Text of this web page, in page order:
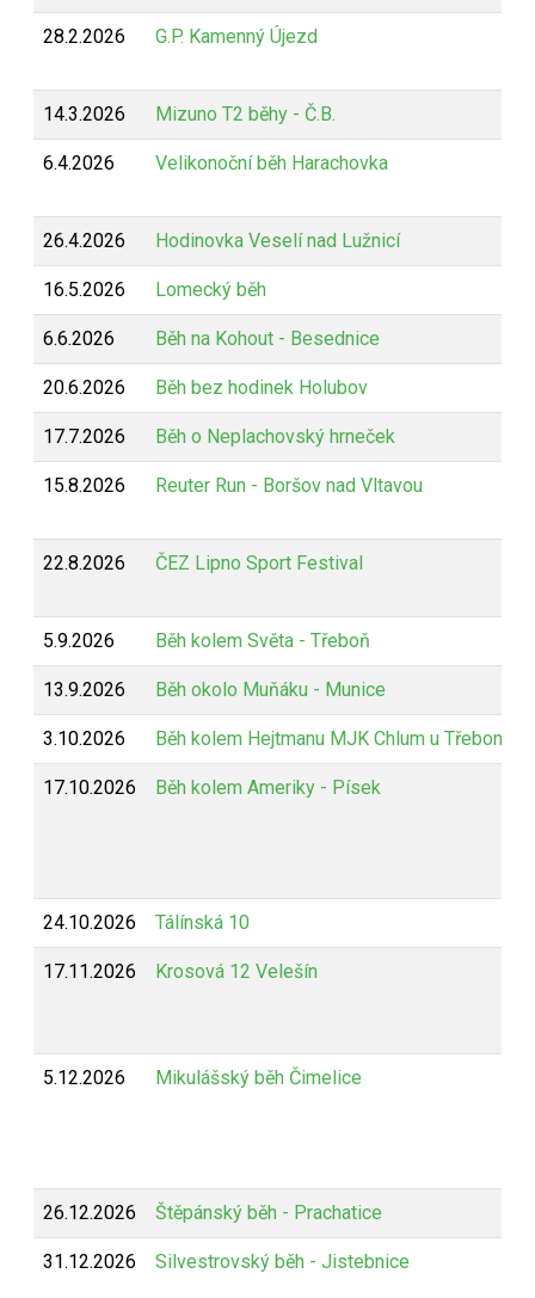
28.2.2026 G.P. Kamenný Újezd
14.3.2026 Mizuno T2 běhy - Č.B.
6.4.2026 Velikonoční běh Harachovka
26.4.2026 Hodinovka Veselí nad Lužnicí
16.5.2026 Lomecký běh
6.6.2026 Běh na Kohout - Besednice
20.6.2026 Běh bez hodinek Holubov
17.7.2026 Běh o Neplachovský hrneček
15.8.2026 Reuter Run - Boršov nad Vltavou
22.8.2026 ČEZ Lipno Sport Festival
5.9.2026 Běh kolem Světa - Třeboň
13.9.2026 Běh okolo Muňáku - Munice
3.10.2026 Běh kolem Hejtmanu MJK Chlum u Třeboně
17.10.2026 Běh kolem Ameriky - Písek
24.10.2026 Tálínská 10
17.11.2026 Krosová 12 Velešín
5.12.2026 Mikulášský běh Čimelice
26.12.2026 Štěpánský běh - Prachatice
31.12.2026 Silvestrovský běh - Jistebnice